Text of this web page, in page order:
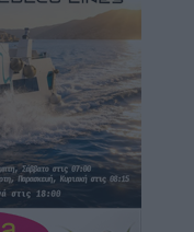
βιοασφάλειας
να λάβουν
2.500 ευρώ
στα